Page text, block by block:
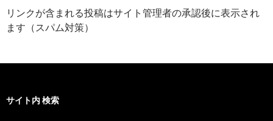
リンクが含まれる投稿はサイト管理者の承認後に表示され
ます（スパム対策）
サイト内 検索